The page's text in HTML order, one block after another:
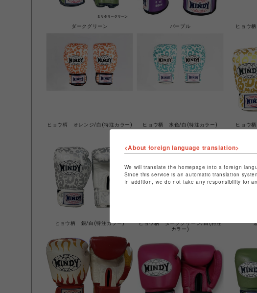
ダークグリーン パープル ヒョウ
ヒョウ柄 オレンジ/白(特注カラー) ヒョウ柄 水色/白(特注カラー) ヒョウ
ヒョウ柄 銀/白(特注カラー)
ヒョウ柄 ダークグリーン/白(特注
カラー)
<About foreign language translation>
We will translate the homepage into a foreign
Since this service is an automatic translation
In addition, we do not take any responsibility for